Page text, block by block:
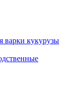
варки кукурузы